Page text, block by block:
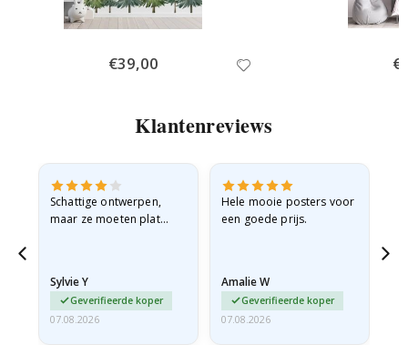
Special
Price
€39,00
Klantenreviews
Schattige ontwerpen,
maar ze moeten plat
beetje…
Sylvie Y
Geverifieerde koper
07.08.2026
Hele mooie posters voor
een goede prijs.
Amalie W
Geverifieerde koper
07.08.2026